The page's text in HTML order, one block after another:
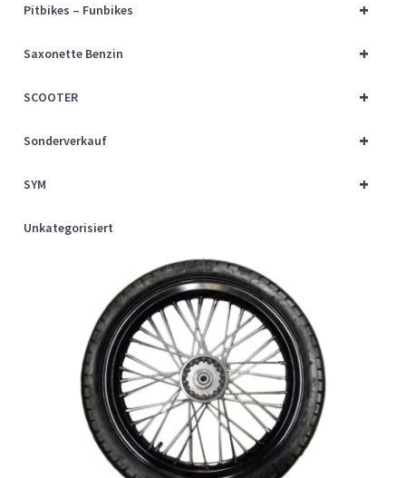
+
Pitbikes – Funbikes
+
Saxonette Benzin
+
SCOOTER
+
Sonderverkauf
+
SYM
Unkategorisiert